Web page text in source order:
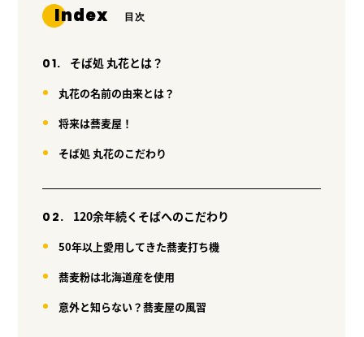
Index
そば処 丸花とは？
丸花の名前の由来とは？
将来は蕎麦屋！
そば処 丸花のこだわり
120余年続くそばへのこだわり
50年以上愛用してきた蕎麦打ち機
蕎麦粉は北海道産を使用
意外と知らない？蕎麦屋の風習